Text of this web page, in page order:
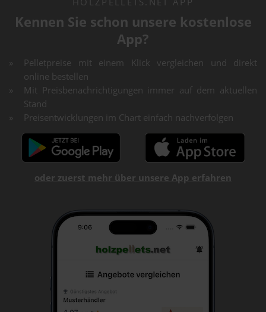
Kennen Sie schon unsere kostenlose
App?
Pelletpreise mit einem Klick vergleichen und direkt
online bestellen
Mit Preisbenachrichtigungen immer auf dem aktuellen
Stand
Preisentwicklungen im Chart einfach nachverfolgen
oder zuerst mehr über unsere App erfahren